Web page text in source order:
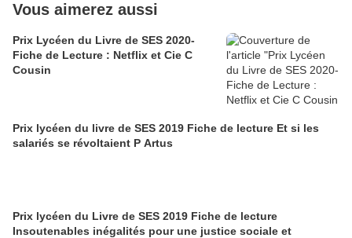
Vous aimerez aussi
Prix Lycéen du Livre de SES 2020-
Fiche de Lecture : Netflix et Cie C
Cousin
Prix lycéen du livre de SES 2019 Fiche de lecture Et si les
salariés se révoltaient P Artus
Prix lycéen du Livre de SES 2019 Fiche de lecture
Insoutenables inégalités pour une justice sociale et